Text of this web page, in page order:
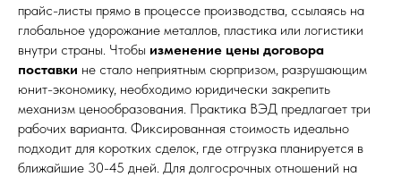
прайс-листы прямо в процессе производства, ссылаясь на
глобальное удорожание металлов, пластика или логистики
внутри страны. Чтобы изменение цены договора
поставки не стало неприятным сюрпризом, разрушающим
юнит-экономику, необходимо юридически закрепить
механизм ценообразования. Практика ВЭД предлагает три
рабочих варианта. Фиксированная стоимость идеально
подходит для коротких сделок, где отгрузка планируется в
ближайшие 30-45 дней. Для долгосрочных отношений на